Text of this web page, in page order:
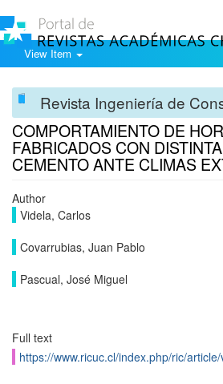
View Item
Revista Ingeniería de
COMPORTAMIENTO DE
FABRICADOS CON
CEMENTO ANTE CLIMAS
Author
Videla, Carlos
Covarrubias, Juan Pablo
Pascual, José Miguel
Full text
https://www.ricuc.cl/index.php/ric/